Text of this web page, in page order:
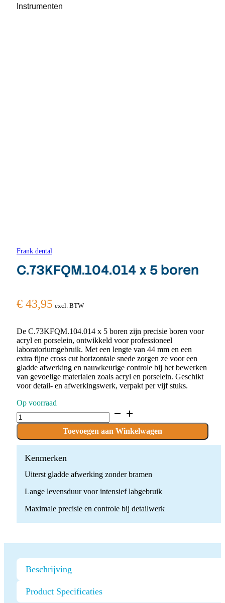
Instrumenten
Frank dental
C.73KFQM.104.014 x 5 boren
€ 43,95 excl. BTW
De C.73KFQM.104.014 x 5 boren zijn precisie boren voor
acryl en porselein, ontwikkeld voor professioneel
laboratoriumgebruik. Met een lengte van 44 mm en een
extra fijne cross cut horizontale snede zorgen ze voor een
gladde afwerking en nauwkeurige controle bij het bewerken
van gevoelige materialen zoals acryl en porselein. Geschikt
voor detail- en afwerkingswerk, verpakt per vijf stuks.
Op voorraad
C.73KFQM.104.014
x
boren
quantity
Toevoegen aan Winkelwagen
Kenmerken
Uiterst gladde afwerking zonder bramen
Lange levensduur voor intensief labgebruik
Maximale precisie en controle bij detailwerk
Beschrijving
Product Specificaties